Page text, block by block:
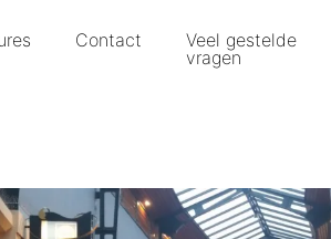
Contact
Veel gestelde
vragen